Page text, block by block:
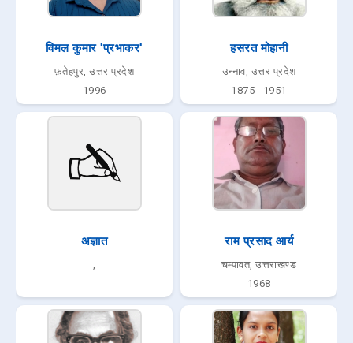
विमल कुमार 'प्रभाकर'
फ़तेहपुर, उत्तर प्रदेश
1996
हसरत मोहानी
उन्नाव, उत्तर प्रदेश
1875 - 1951
अज्ञात राम प्रसाद आर्य
चम्पावत, उत्तराखण्ड
1968